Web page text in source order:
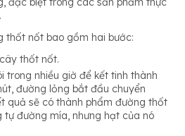
thốt nốt bao gồm hai bước:
thốt nốt.
trong nhiều giờ để kết tinh thành
đường lỏng bắt đầu chuyển
quả sẽ có thành phẩm đường thốt
tự đường mía, nhưng hạt của nó